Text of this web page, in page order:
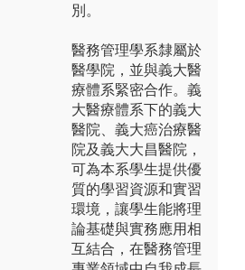
別。
醫務管理學系隸屬於
醫學院，並與義大醫
療體系緊密合作。義
大醫療體系下的義大
醫院、義大癌治療醫
院及義大大昌醫院，
可為本系學生提供優
質的學習資源和實習
環境，讓學生能將理
論基礎與實務應用相
互結合，在醫務管理